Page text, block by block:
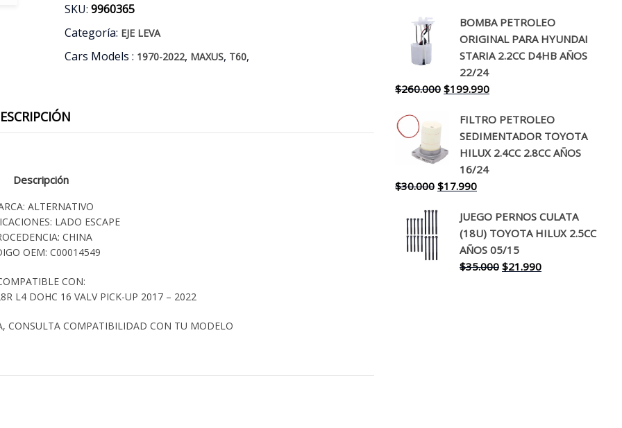
SKU:9960365
Categoría: EJE LEVA
Cars Models : 1970-2022, MAXUS, T60,
Descripción
ALTERNATIVO
LADO ESCAPE
CHINA
OEM: C00014549
CON:
L4 DOHC 16 VALV PICK-UP 2017 – 2022
CONSULTA COMPATIBILIDAD CON TU MODELO
original
era:
$650.000.
actual
es:
$519.990.
BOMBA PETROLEO
ORIGINAL PARA HYUNDAI
STARIA 2.2CC D4HB AÑOS
22/24
$260.000 El
original
era:
$260.000.
$199.990El
actual
es:
$199.990.
FILTRO PETROLEO
SEDIMENTADOR TOYOTA
HILUX 2.4CC 2.8CC AÑOS
16/24
$30.000 El
original
era:
$30.000.
$17.990El
actual
es:
$17.990.
JUEGO PERNOS CULATA
(18U) TOYOTA HILUX 2.5CC
AÑOS 05/15
$35.000 El
$21.990El